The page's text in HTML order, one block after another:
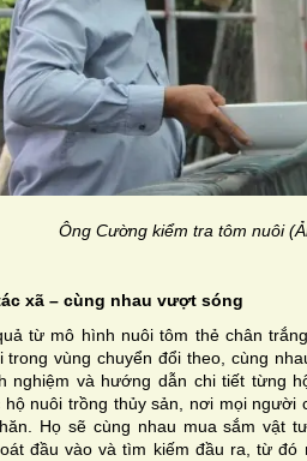
Ông Cường kiểm tra tôm nuôi
xã – cùng nhau vượt sóng
từ mô hình nuôi tôm thẻ chân
trong vùng chuyển đổi theo, cùng
nghiệm và hướng dẫn chi tiết từng
hộ nuôi trồng thủy sản, nơi mọi người
Họ sẽ cùng nhau mua sắm vật
đầu vào và tìm kiếm đầu ra, từ đó